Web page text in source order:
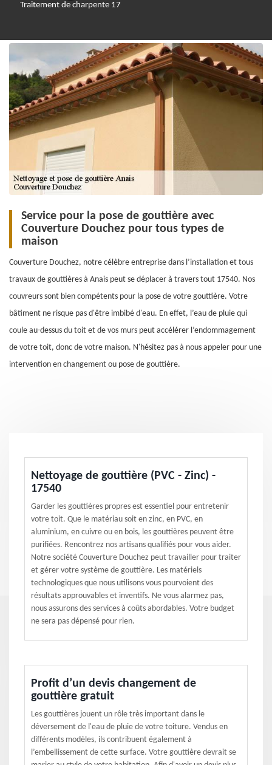
Traitement de charpente 17
Service pour la pose de gouttière avec
Couverture Douchez pour tous types de
maison
Couverture Douchez, notre célèbre entreprise dans l’installation et tous
travaux de gouttières à Anais peut se déplacer à travers tout 17540. Nos
couvreurs sont bien compétents pour la pose de votre gouttière. Votre
bâtiment ne risque pas d'être imbibé d'eau. En effet, l’eau de pluie qui
coule au-dessus du toit et de vos murs peut accélérer l’endommagement
de votre toit, donc de votre maison. N'hésitez pas à nous appeler pour une
intervention en changement ou pose de gouttière.
Nettoyage de gouttière (PVC - Zinc) -
17540
Garder les gouttières propres est essentiel pour entretenir
votre toit. Que le matériau soit en zinc, en PVC, en
aluminium, en cuivre ou en bois, les gouttières peuvent être
purifiées. Rencontrez nos artisans qualifiés pour vous aider.
Notre société Couverture Douchez peut travailler pour traiter
et gérer votre système de gouttière. Les matériels
technologiques que nous utilisons vous pourvoient des
résultats approuvables et inventifs. Ne vous alarmez pas,
nous assurons des services à coûts abordables. Votre budget
ne sera pas dépensé pour rien.
Profit d’un devis changement de
gouttière gratuit
Les gouttières jouent un rôle très important dans le
déversement de l'eau de pluie de votre toiture. Vendus en
différents modèles, ils contribuent également à
l’embellissement de cette surface. Votre gouttière devrait se